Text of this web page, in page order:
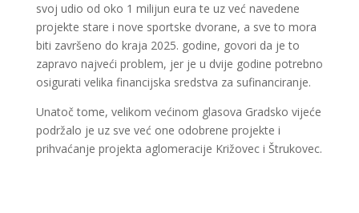
svoj udio od oko 1 milijun eura te uz već navedene
projekte stare i nove sportske dvorane, a sve to mora
biti završeno do kraja 2025. godine, govori da je to
zapravo najveći problem, jer je u dvije godine potrebno
osigurati velika financijska sredstva za sufinanciranje.
Unatoč tome, velikom većinom glasova Gradsko vijeće
podržalo je uz sve već one odobrene projekte i
prihvaćanje projekta aglomeracije Križovec i Štrukovec.